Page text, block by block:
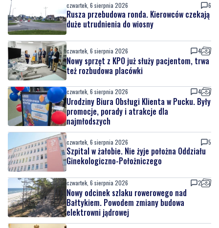
czwartek, 6 sierpnia 2026 6
Rusza przebudowa ronda. Kierowców czekają
duże utrudnienia do wiosny
czwartek, 6 sierpnia 2026 4
Nowy sprzęt z KPO już służy pacjentom, trwa
też rozbudowa placówki
czwartek, 6 sierpnia 2026 4
Urodziny Biura Obsługi Klienta w Pucku. Były
promocje, porady i atrakcje dla
najmłodszych
czwartek, 6 sierpnia 2026 5
Szpital w żałobie. Nie żyje położna Oddziału
Ginekologiczno-Położniczego
czwartek, 6 sierpnia 2026 2
Nowy odcinek szlaku rowerowego nad
Bałtykiem. Powodem zmiany budowa
elektrowni jądrowej